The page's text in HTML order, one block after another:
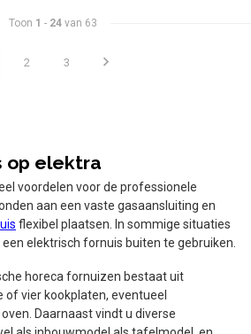
op elektra
voordelen voor de professionele
aan een vaste gasaansluiting en
flexibel plaatsen. In sommige situaties
elektrisch fornuis buiten te gebruiken.
horeca fornuizen bestaat uit
of vier kookplaten, eventueel
Daarnaast vindt u diverse